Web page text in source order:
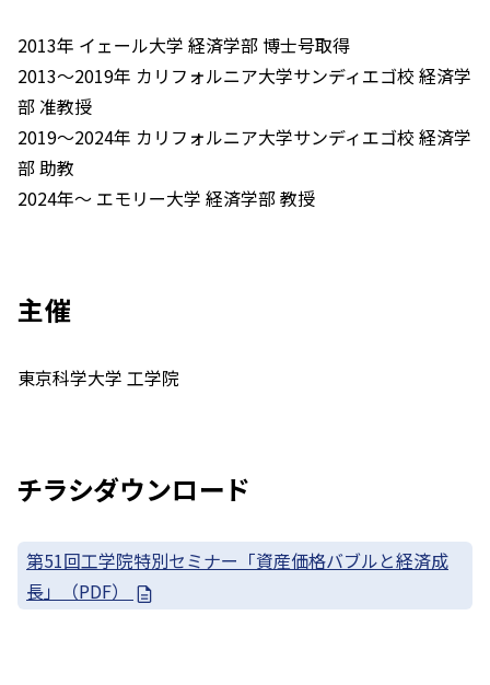
2013年 イェール大学 経済学部 博士号取得
2013～2019年 カリフォルニア大学サンディエゴ校 経済学
部 准教授
2019～2024年 カリフォルニア大学サンディエゴ校 経済学
部 助教
2024年～ エモリー大学 経済学部 教授
主催
東京科学大学 工学院
チラシダウンロード
第51回工学院特別セミナー「資産価格バブルと経済成
長」（PDF）